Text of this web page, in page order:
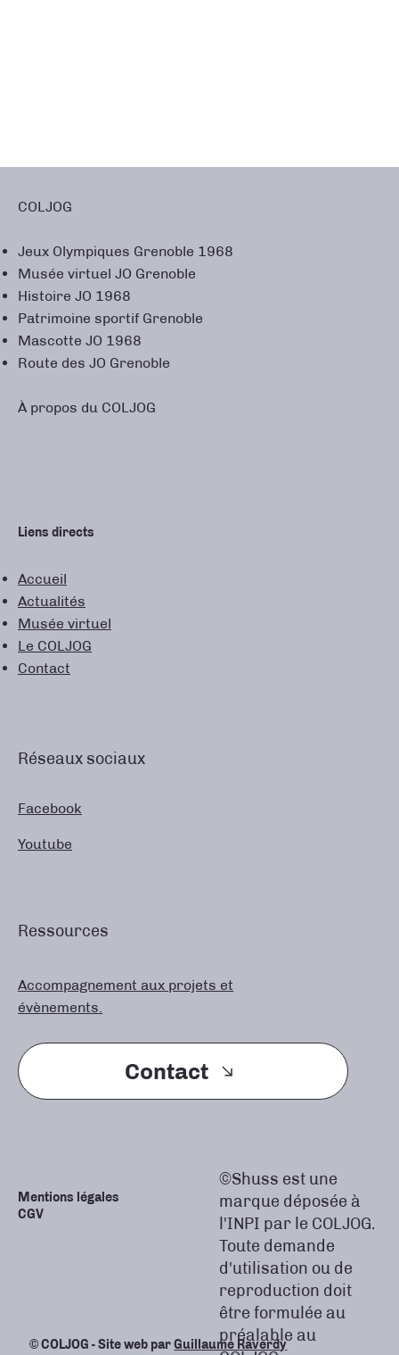
COLJOG
Jeux Olympiques Grenoble 1968
Musée virtuel JO Grenoble
Histoire JO 1968
Patrimoine sportif Grenoble
Mascotte JO 1968
Route des JO Grenoble
À propos du COLJOG
Liens directs
Accueil
Actualités
Musée virtuel
Le COLJOG
Contact
Réseaux sociaux
Facebook
Youtube
Ressources
Accompagnement aux projets et
évènements.
Contact
Mentions légales
CGV
© COLJOG - Site web parGuillaume Raverdy
©Shuss est une
marque déposée à
l'INPI par le COLJOG.
Toute demande
d'utilisation ou de
reproduction doit
être formulée au
préalable au